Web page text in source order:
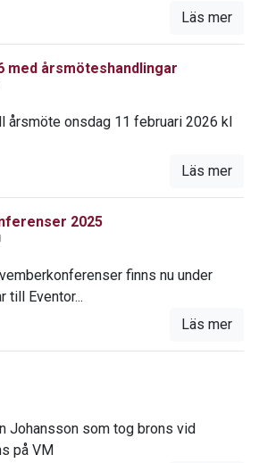
Läs mer
med årsmöteshandlingar
årsmöte onsdag 11 februari 2026 kl
Läs mer
2025
finns nu under
till Eventor...
Läs mer
Johansson som tog brons vid
på VM